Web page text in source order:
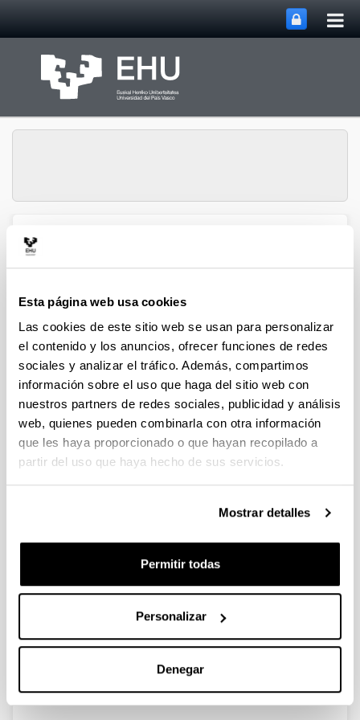
Esta página web usa cookies
Las cookies de este sitio web se usan para personalizar
el contenido y los anuncios, ofrecer funciones de redes
sociales y analizar el tráfico. Además, compartimos
información sobre el uso que haga del sitio web con
nuestros partners de redes sociales, publicidad y análisis
web, quienes pueden combinarla con otra información
que les haya proporcionado o que hayan recopilado a
partir del uso que haya hecho de sus servicios.
Mostrar detalles
Permitir todas
Personalizar
Denegar
Grupo de Análisis
Proyectos
Ayudas a los Grupos de
Investigación en la Universidad del
País Vasco/Euskal Herriko
Unibertsitatea (2016) (GIU16/42)
Personal investigador:
desde 2017 hasta 2019
Entidad financiadora:
UPV/EHU
Descripción:
<strong>Número de investigadores participantes: